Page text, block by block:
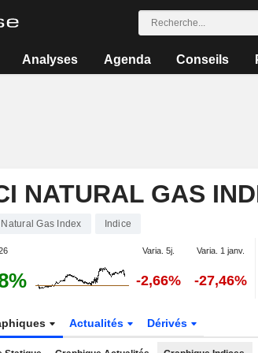
Analyses Agenda Conseils
NATURAL GAS
Gas Index Indice
Varia. 5j. Varia. 1 janv.
-2,66% -27,46%
Actualités Dérivés